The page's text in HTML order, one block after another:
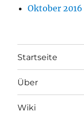
Oktober 2016
Startseite
Über
Wiki